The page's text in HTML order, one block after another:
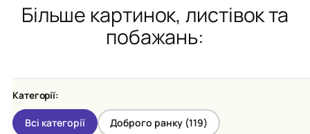
Більше картинок, листівок та
побажань:
Категорії:
Всі категорії Доброго ранку (119)